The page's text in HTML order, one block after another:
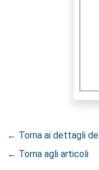
← Torna ai dettagli
← Torna agli articoli